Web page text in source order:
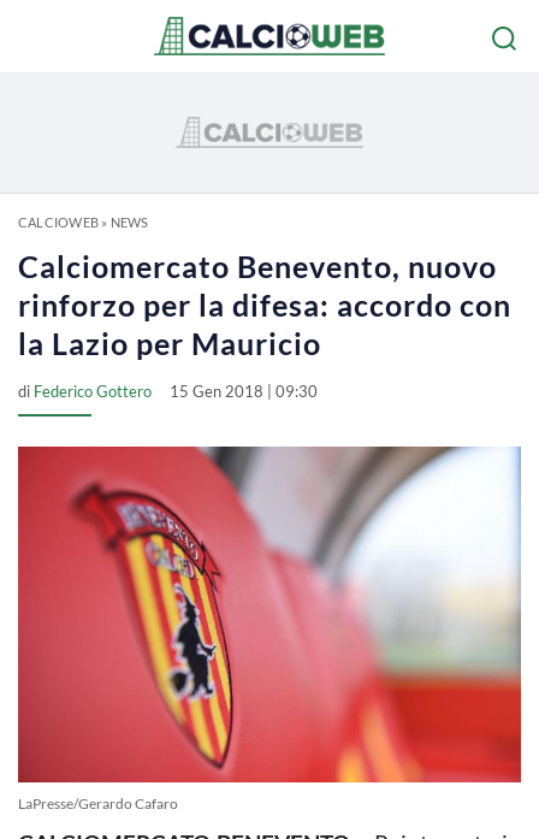
CALCIOWEB» NEWS
Calciomercato Benevento, nuovo
rinforzo per la difesa: accordo con
la Lazio per Mauricio
di Federico Gottero 15 Gen 2018 | 09:30
LaPresse/Gerardo Cafaro